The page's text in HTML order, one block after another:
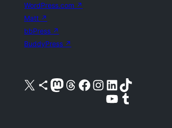
WordPress.com ↗
Matt ↗
bbPress ↗
BuddyPress ↗
Besök vår X-konto (f.d. Twitter)
Besök vårt Bluesky-konto
Besök vårt Mastodon-kontoBesök vårt Thread-konto
Besök vår Facebook-sidaBesök vårt Instagram-konto
Besök vårt LinkedIn-konto
Besök vårt TikTok-konto
Besök vår YouTube-kanalBesök vårt Tumblr-konto